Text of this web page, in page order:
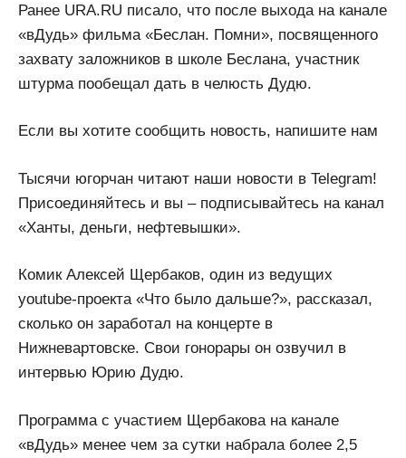
Ранее URA.RU писало, что после выхода на канале
«вДудь» фильма «Беслан. Помни», посвященного
захвату заложников в школе Беслана, участник
штурма пообещал дать в челюсть Дудю.
Если вы хотите сообщить новость, напишите нам
Тысячи югорчан читают наши новости в Telegram!
Присоединяйтесь и вы – подписывайтесь на канал
«Ханты, деньги, нефтевышки».
Комик Алексей Щербаков, один из ведущих
youtube-проекта «Что было дальше?», рассказал,
сколько он заработал на концерте в
Нижневартовске. Свои гонорары он озвучил в
интервью Юрию Дудю.
Программа с участием Щербакова на канале
«вДудь» менее чем за сутки набрала более 2,5